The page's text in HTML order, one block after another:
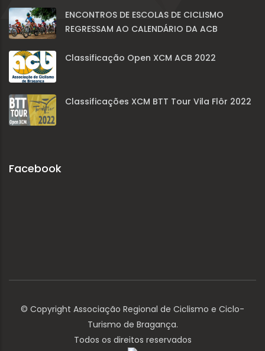
ENCONTROS DE ESCOLAS DE CICLISMO
REGRESSAM AO CALENDÁRIO DA ACB
Classificação Open XCM ACB 2022
Classificações XCM BTT Tour Vila Flôr 2022
Facebook
© Copyright Associação Regional de Ciclismo e Ciclo-
Turismo de Bragança.
Todos os direitos reservados